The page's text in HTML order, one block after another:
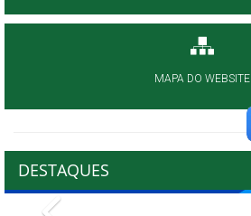
MAPA DO WEBSITE
DESTAQUES